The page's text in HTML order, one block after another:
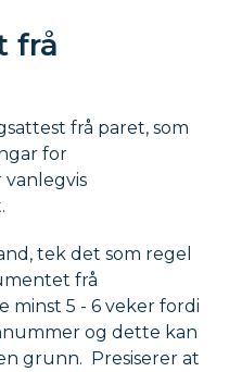
frå
frå paret, som
for
vanlegvis
tek det som regel
frå
minst 5 - 6 veker fordi
og dette kan
grunn. Presiserer at